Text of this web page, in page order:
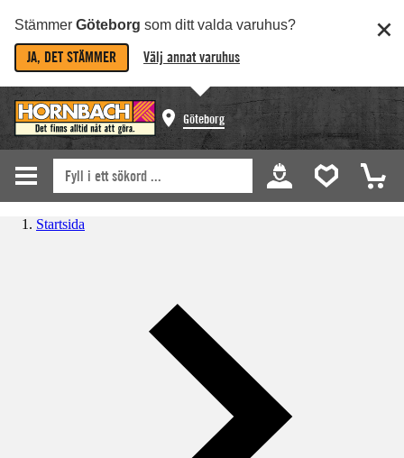
Stämmer Göteborg som ditt valda varuhus?
JA, DET STÄMMER Välj annat varuhus
Göteborg
Startsida